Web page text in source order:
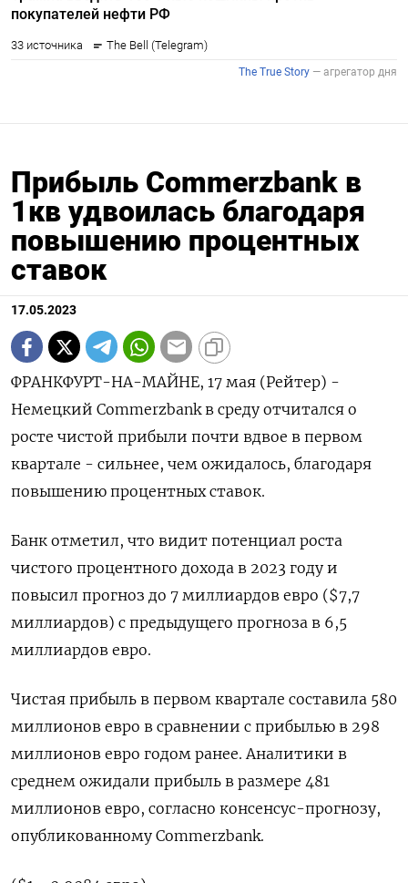
Прибыль Commerzbank в
1кв удвоилась благодаря
повышению процентных
ставок
17.05.2023
ФРАНКФУРТ-НА-МАЙНЕ, 17 мая (Рейтер) -
Немецкий Commerzbank в среду отчитался о
росте чистой прибыли почти вдвое в первом
квартале - сильнее, чем ожидалось, благодаря
повышению процентных ставок.
Банк отметил, что видит потенциал роста
чистого процентного дохода в 2023 году и
повысил прогноз до 7 миллиардов евро ($7,7
миллиардов) с предыдущего прогноза в 6,5
миллиардов евро.
Чистая прибыль в первом квартале составила 580
миллионов евро в сравнении с прибылью в 298
миллионов евро годом ранее. Аналитики в
среднем ожидали прибыль в размере 481
миллионов евро, согласно консенсус-прогнозу,
опубликованному Commerzbank.